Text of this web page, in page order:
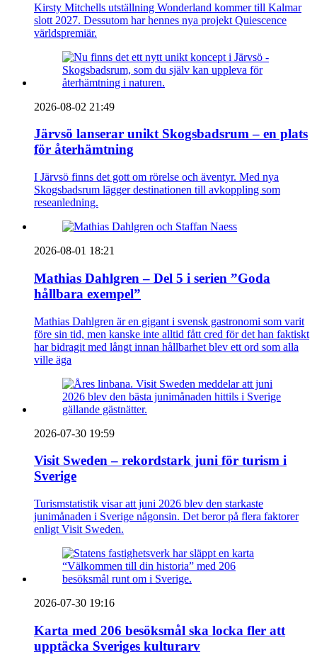
Kirsty Mitchells utställning Wonderland kommer till Kalmar
slott 2027. Dessutom har hennes nya projekt Quiescence
världspremiär.
2026-08-02 21:49
Järvsö lanserar unikt Skogsbadsrum – en plats
för återhämtning
I Järvsö finns det gott om rörelse och äventyr. Med nya
Skogsbadsrum lägger destinationen till avkoppling som
reseanledning.
2026-08-01 18:21
Mathias Dahlgren – Del 5 i serien ”Goda
hållbara exempel”
Mathias Dahlgren är en gigant i svensk gastronomi som varit
före sin tid, men kanske inte alltid fått cred för det han faktiskt
har bidragit med långt innan hållbarhet blev ett ord som alla
ville äga
2026-07-30 19:59
Visit Sweden – rekordstark juni för turism i
Sverige
Turismstatistik visar att juni 2026 blev den starkaste
junimånaden i Sverige någonsin. Det beror på flera faktorer
enligt Visit Sweden.
2026-07-30 19:16
Karta med 206 besöksmål ska locka fler att
upptäcka Sveriges kulturarv